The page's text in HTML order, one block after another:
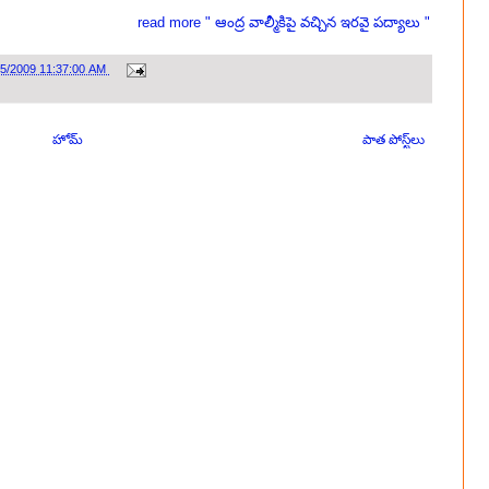
read more " ఆంద్ర వాల్మీకిపై వచ్చిన ఇరవై పద్యాలు "
2009 11:37:00 AM
పాత పోస్ట్‌లు
హోమ్